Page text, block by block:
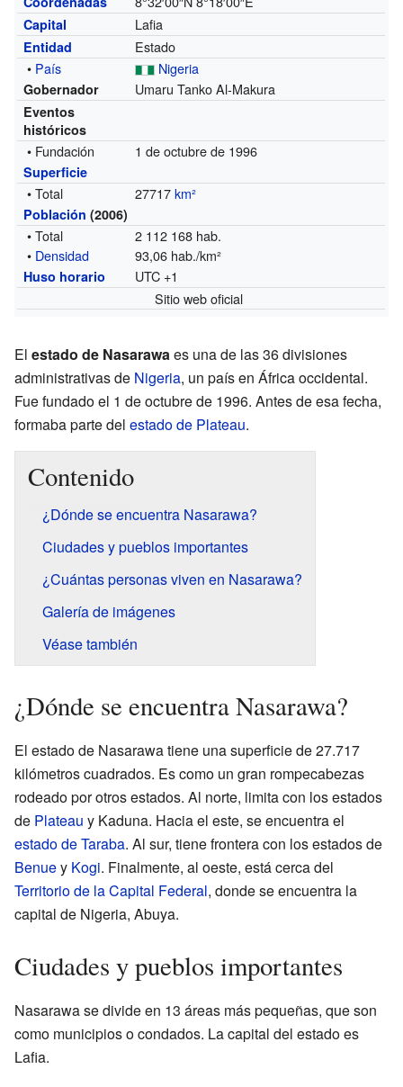
Capital Lafia
Entidad
Estado
• País Nigeria
Gobernador Umaru Tanko Al-Makura
Eventos
históricos
• Fundación 1 de octubre de 1996
Superficie
• Total 27717km²
Población (2006)
• Total
2 112 168 hab.
• Densidad 93,06 hab./km²
Huso horario
UTC +1
Sitio web oficial
El estado de Nasarawaes una de las 36 divisiones
administrativas de Nigeria, un país en África occidental.
Fue fundado el 1 de octubre de 1996. Antes de esa fecha,
formaba parte del estado de Plateau.
Contenido
¿Dónde se encuentra Nasarawa?
Ciudades y pueblos importantes
¿Cuántas personas viven en Nasarawa?
Galería de imágenes
Véase también
¿Dónde se encuentra Nasarawa?
El estado de Nasarawa tiene una superficie de 27.717
kilómetros cuadrados. Es como un gran rompecabezas
rodeado por otros estados. Al norte, limita con los estados
de Plateau y Kaduna. Hacia el este, se encuentra el
estado de Taraba. Al sur, tiene frontera con los estados de
Benuey Kogi. Finalmente, al oeste, está cerca del
Territorio de la Capital Federal, donde se encuentra la
capital de Nigeria, Abuya.
Ciudades y pueblos importantes
Nasarawa se divide en 13 áreas más pequeñas, que son
como municipios o condados. La capital del estado es
Lafia.